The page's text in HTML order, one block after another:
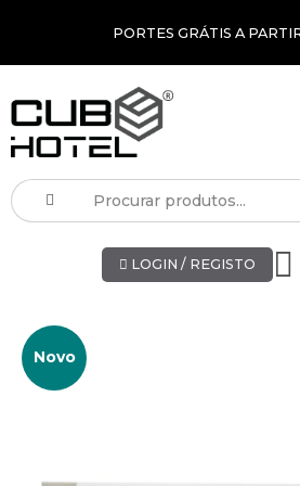
PORTES GRÁTIS A
LOGIN / REGISTO
Novo